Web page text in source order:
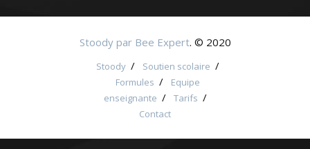
Stoody par Bee Expert. © 2020
Stoody / Soutien scolaire /
Formules /
Equipe
enseignante / Tarifs /
Contact